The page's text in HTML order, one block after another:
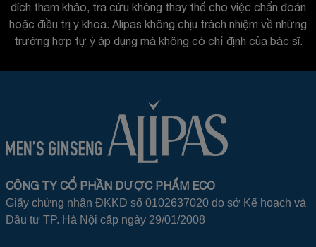
đích tham khảo, tra cứu không thay thế cho việc chẩn đoán
hoặc điều trị y khoa. Alipas không chịu trách nhiệm về những
trường hợp tự ý áp dụng mà không có chỉ định của bác sĩ.
CÔNG TY CỔ PHẦN DƯỢC PHẨM ECO
Giấy chứng nhận ĐKKD số 0102637020 do sở Kế hoạch và
Đầu tư TP. Hà Nội cấp ngày 29/01/2008